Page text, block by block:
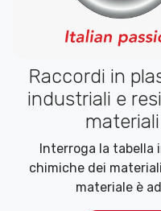
Raccordi in
industriali e
Interroga la
chimiche dei
materiale è